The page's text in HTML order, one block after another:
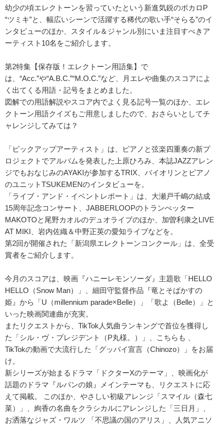
幼少の頃エレクトーンを習っていたという新進気鋭のボカロP
“ツミキ”と、幅広いシーンで活躍する稀代の歌い手“そらる”のイ
ンタビューのほか、スタイル＆ジャンル別にいま注目すべきア
ーティスト10名をご紹介します。
第2特集【保存版！エレクトーン用語集】で
は、“Acc.”や“A.B.C.”“M.O.C.”など、月エレや曲集のスコアによ
く出てくる用語・記号をまとめました。
図解での用語解説やスコア内でよく見る記号一覧のほか、エレ
クトーン用語クイズもご用意しましたので、おさらいとしてチ
ャレンジしてみては？
「ピックアップアーティスト」は、ピアノと弦楽四重奏の新プ
ロジェクトでアルバムを発表した上原ひろみ、本誌JAZZアレン
ジでもおなじみのAYAKIが参加するTRIX、バイオリンとピアノ
のユニットTSUKEMENのインタビューを。
「ライブ・アンド・イベントレポート」は、大瀬戸千嶋の結成
15周年記念コンサート、JABBERLOOPのトランぺッター
MAKOTOと尾野カオルのデュオライブのほか、加曽利康之LIVE
AT MIKI、岩内佐織＆中野正英の愛知ライブなどを。
第2回が開催された「新潟県エレクトーンコンクール」は、全受
賞者をご紹介します。
今月のスコアは、映画『ハニーレモンソーダ』主題歌「HELLO
HELLO（Snow Man）」、細田守監督作品『竜とそばかすの
姫』から「U（millennium parade×Belle）」「歌よ（Belle）」と
いった映画関連曲が充実。
またリクエストから、TikTok人気曲ランキングで首位を獲得し
た「シル・ヴ・プレジデント（P丸様。）」、こちらも 、
TikTokの動画で大流行した「グッバイ宣言（Chinozo）」をお届
け。
新シリーズが始まるドラマ「ドクターXのテーマ」、映画化が
話題のドラマ『ルパンの娘』メインテーマも、リクエストに応
えて掲載。 このほか、やさしい初級アレンジ「スマイル（森七
菜）」、絢香の名曲をクラシカルにアレンジした「三日月」、
お洒落なジャズ・ワルツ 「不思議の国のアリス」、人気アニソ